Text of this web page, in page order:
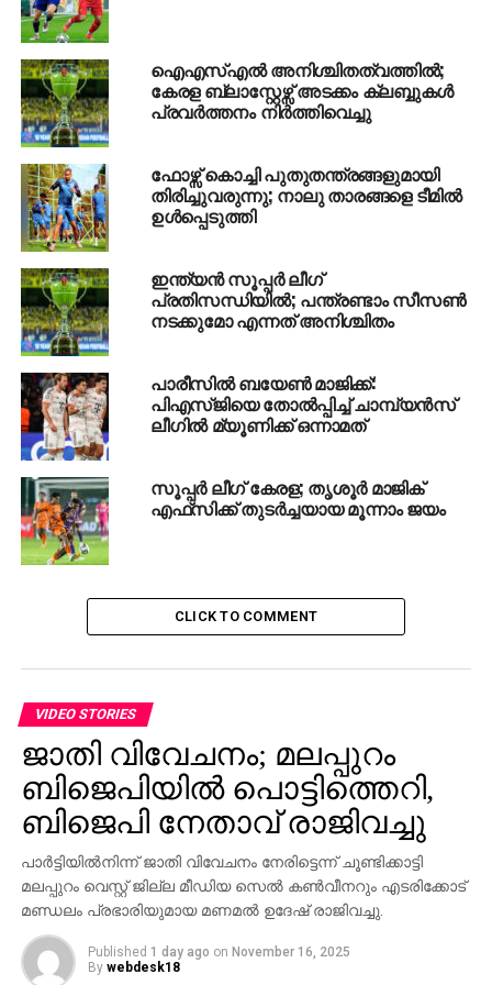
അന്താരാഷ്ട്ര ഫുട്‌ബോളില്‍ ഇന്ത്യ ഉടന്‍ തന്നെ
മേല്‍വിലാസമുണ്ടാക്കുമെന്നും അടുത്ത പതിറ്റാണ്ടില്‍
ലോകത്തെ മികച്ച അഞ്ച് ലീഗുകളിലൊന്ന്
ഇന്ത്യയിലേതായിരിക്കുമെന്നും സാംബ്രോട്ട പറഞ്ഞു.
UP NEXT
പ്രവാസികളെ കടക്കെണിയിലാക്കി
കൊള്ളപ്പലിശക്കാര്‍
DON'T MISS
ജയരാജനെതിരെ വിജിലന്‍സ് അന്വേഷിച്ചേക്കും
ഐഎസ്എല്‍ അനിശ്ചിതത്വത്തില്‍;
കേരള ബ്ലാസ്റ്റേഴ്സ് അടക്കം ക്ലബ്ബുകള്‍
പ്രവര്‍ത്തനം നിര്‍ത്തിവെച്ചു
ഫോഴ്സ് കൊച്ചി പുതുതന്ത്രങ്ങളുമായി
തിരിച്ചുവരുന്നു; നാലു താരങ്ങളെ ടീമില്‍
ഉള്‍പ്പെടുത്തി
ഇന്ത്യന്‍ സൂപ്പര്‍ ലീഗ്
പ്രതിസന്ധിയില്‍; പന്ത്രണ്ടാം സീസണ്‍
നടക്കുമോ എന്നത് അനിശ്ചിതം
പാരീസില്‍ ബയേണ്‍ മാജിക്ക്:
പിഎസ്ജിയെ തോല്‍പ്പിച്ച് ചാമ്പ്യന്‍സ്
ലീഗില്‍ മ്യൂണിക്ക് ഒന്നാമത്
സൂപ്പര്‍ ലീഗ് കേരള; തൃശൂര്‍ മാജിക്
എഫ്‌സിക്ക് തുടര്‍ച്ചയായ മൂന്നാം ജയം
CLICK TO COMMENT
VIDEO STORIES
ജാതി വിവേചനം; മലപ്പുറം
ബിജെപിയില്‍ പൊട്ടിത്തെറി,
ബിജെപി നേതാവ് രാജിവച്ചു
പാര്‍ട്ടിയില്‍നിന്ന് ജാതി വിവേചനം നേരിട്ടെന്ന് ചൂണ്ടിക്കാട്ടി
മലപ്പുറം വെസ്റ്റ് ജില്ല മീഡിയ സെല്‍ കണ്‍വീനറും എടരിക്കോട്
മണ്ഡലം പ്രഭാരിയുമായ മണമല്‍ ഉദേഷ് രാജിവച്ചു.
Published 1 day ago on November 16, 2025
By webdesk18